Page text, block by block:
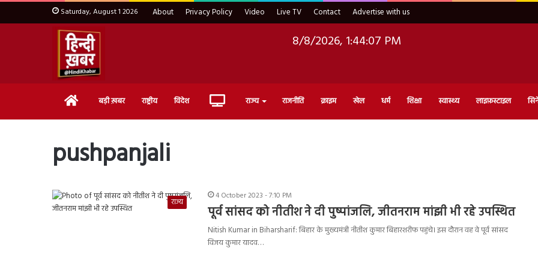
Saturday, August 1 2026 About Privacy Policy Video Live TV Contact Advertise with us
8/8/2026, 1:44:08 PM
Home बड़ी ख़बर राष्ट्रीय विदेश Live राज्य राजनीति क्राइम खेल धर्म शिक्षा स्वास्थ्य लाइफ़स्टाइल
pushpanjali
राज्य
4 October 2023 - 7:10 PM
पूर्व सांसद को नीतीश ने दी पुष्पांजलि, जीतनराम मांझी भी रहे उपस्थित
Nitish Kumar in Biharsharif: बिहार के मुख्यमंत्री नीतीश कुमार बिहारशरीफ पहुंचे। इस दौरान वह वे पूर्व सांसद
विजय कुमार यादव…